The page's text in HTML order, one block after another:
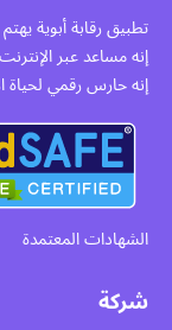
تطبيق رقابة أبوية
إنه مساعد عبر
إنه حارس رقمي لحياة
الشهادات المعتمدة
شركة